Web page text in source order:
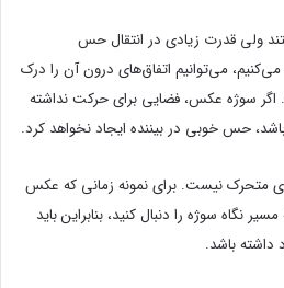
ولی قدرت زیادی در انتقال حس
می‌توانیم اتفاق‌های درون آن را درک
اگر سوژه عکس، فضایی برای حرکت نداشته
حس خوبی در بیننده ایجاد نخواهد کرد.
نیست. برای نمونه زمانی که عکس
نگاه سوژه را دنبال کنید، بنابراین باید
داشته باشد.